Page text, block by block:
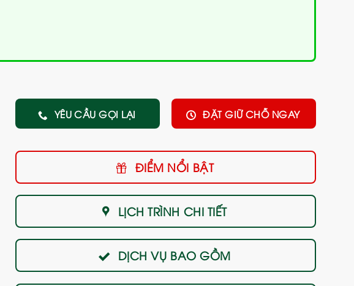
YÊU CẦU GỌI LẠI ĐẶT GIỮ CHỖ NGAY
ĐIỂM NỔI BẬT
LỊCH TRÌNH CHI TIẾT
DỊCH VỤ BAO GỒM